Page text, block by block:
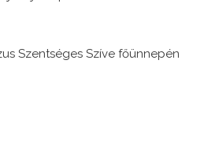
Szentséges Szíve főünnepén